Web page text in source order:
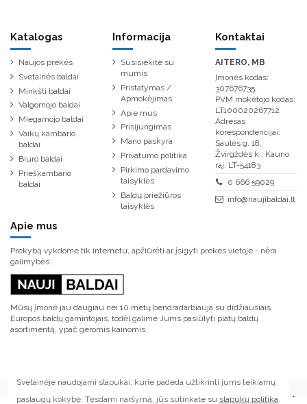
Katalogas
Naujos prekės
Svetainės baldai
Minkšti baldai
Valgomojo baldai
Miegamojo baldai
Vaikų kambario
baldai
Biuro baldai
Prieškambario
baldai
Informacija
Susisiekite su
mumis
Pristatymas /
Apmokėjimas
Apie mus
Prisijungimas
Mano paskyra
Privatumo politika
Pirkimo pardavimo
taisyklės
Baldų priežiūros
taisyklės
Kontaktai
AITERO, MB
Įmonės kodas:
307676735,
PVM mokėtojo kodas:
LT100020267712
Adresas
korespondencijai:
Saulės g. 18,
Žvirgždės k., Kauno
raj. LT-54183
0 666 59029
info@naujibaldai.lt
Apie mus
Prekybą vykdome tik internetu, apžiūrėti ar įsigyti prekes vietoje - nėra
galimybės.
Mūsų įmonė jau daugiau nei 10 metų bendradarbiauja su didžiausiais
Europos baldų gamintojais, todėl galime Jums pasiūlyti platų baldų
asortimentą, ypač geromis kainomis.
Svetainėje naudojami slapukai, kurie padeda užtikrinti jums teikiamų
paslaugų kokybę. Tęsdami naršymą, jūs sutinkate su slapukų politika.